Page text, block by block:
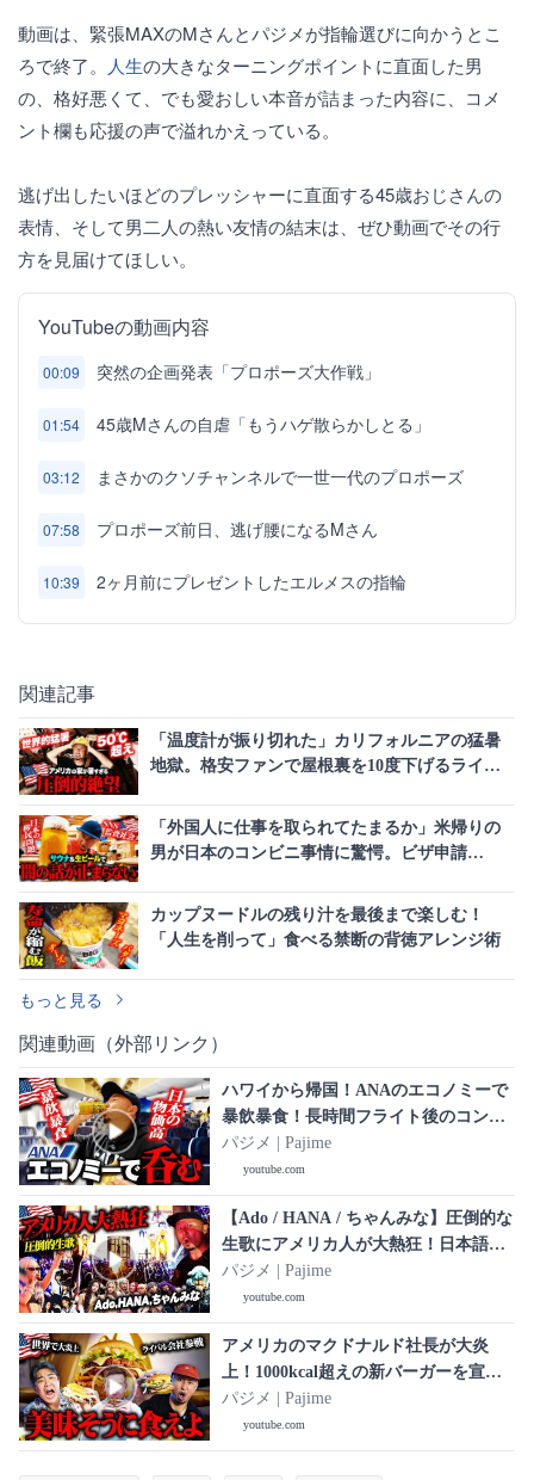
動画は、緊張MAXのMさんとパジメが指輪選びに向かうとこ
ろで終了。
人生の大きなターニングポイントに直面した男
の、格好悪くて、でも愛おしい本音が詰まった内容に、コメ
ント欄も応援の声で溢れかえっている。
逃げ出したいほどのプレッシャーに直面する45歳おじさんの
表情、そして男二人の熱い友情の結末は、ぜひ動画でその行
方を見届けてほしい。
YouTubeの動画内容
00:09 突然の企画発表「プロポーズ大作戦」
01:54 45歳Mさんの自虐「もうハゲ散らかしとる」
03:12 まさかのクソチャンネルで一世一代のプロポーズ
07:58 プロポーズ前日、逃げ腰になるMさん
10:39 2ヶ月前にプレゼントしたエルメスの指輪
関連記事
「温度計が振り切れた」カリフォルニアの猛暑
地獄。格安ファンで屋根裏を10度下げるライフ
「外国人に仕事を取られてたまるか」米帰りの
男が日本のコンビニ事情に驚愕。ビザ申請
カップヌードルの残り汁を最後まで楽しむ！
「人生を削って」食べる禁断の背徳アレンジ術
もっと見る
関連動画（外部リンク）
ハワイから帰国！ANAのエコノミーで
暴飲暴食！長時間フライト後のコンビ
ニ飯が最高だけどヤバすぎる日本の物
価高に絶望した…
パジメ | Pajime
youtube.com
【Ado / HANA / ちゃんみな】圧倒的な
生歌にアメリカ人が大熱狂！日本語の
大合唱が起きる海外ライブで鳥肌止ま
らない
パジメ | Pajime
youtube.com
アメリカのマクドナルド社長が大炎
上！1000kcal超えの新バーガーを宣伝
したら世界中でイジられた
パジメ | Pajime
youtube.com